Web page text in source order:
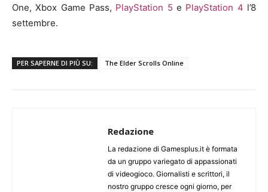
One, Xbox Game Pass, PlayStation 5 e PlayStation 4 l’8
settembre.
PER SAPERNE DI PIÙ SU: The Elder Scrolls Online
Redazione
La redazione di Gamesplus.it è formata
da un gruppo variegato di appassionati
di videogioco. Giornalisti e scrittori, il
nostro gruppo cresce ogni giorno, per